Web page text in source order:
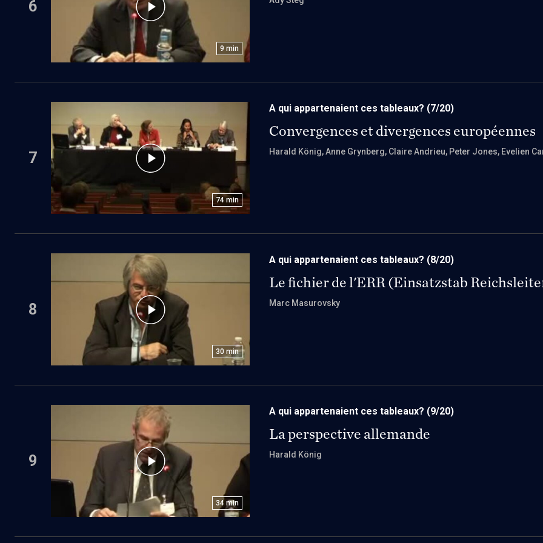
6
9 min
7
74 min
A qui appartenaient ces tableaux? (7/20)
Convergences et divergences européennes
Harald König, Anne Grynberg, Claire Andrieu, Peter Jones, Evelien
8
30 min
A qui appartenaient ces tableaux? (8/20)
Le fichier de l'ERR (Einsatzstab
Marc Masurovsky
9
34 min
A qui appartenaient ces tableaux? (9/20)
La perspective allemande
Harald König